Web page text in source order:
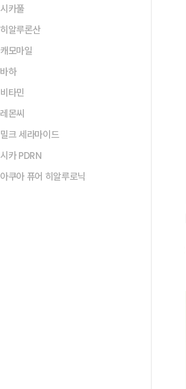
시카풀
히알루론산
캐모마일
바하
비타민
레몬씨
밀크 세라마이드
시카 PDRN
아쿠아 퓨어 히알루로닉